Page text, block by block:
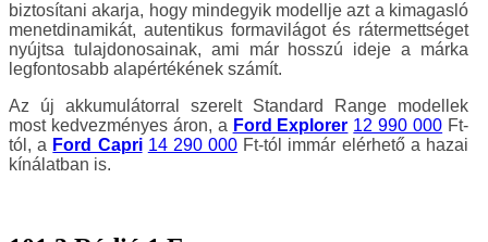
biztosítani akarja, hogy mindegyik modellje azt a kimagasló
menetdinamikát, autentikus formavilágot és rátermettséget
nyújtsa tulajdonosainak, ami már hosszú ideje a márka
legfontosabb alapértékének számít.
Az új akkumulátorral szerelt Standard Range modellek
most kedvezményes áron, a Ford Explorer 12 990 000 Ft-
tól, a Ford Capri 14 290 000 Ft-tól immár elérhető a hazai
kínálatban is.